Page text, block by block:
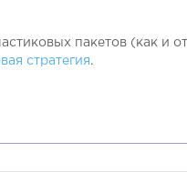
пакетов (как и
стратегия.